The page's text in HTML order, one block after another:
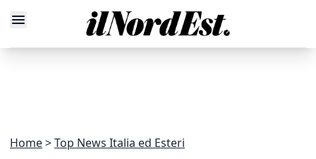
Home Top News Italia ed Esteri